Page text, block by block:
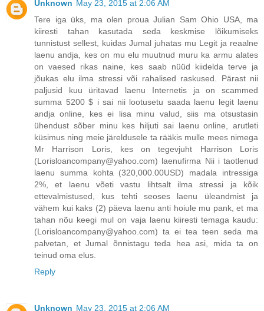
Unknown May 23, 2015 at 2:06 AM
Tere iga üks, ma olen proua Julian Sam Ohio USA, ma
kiiresti tahan kasutada seda keskmise lõikumiseks
tunnistust sellest, kuidas Jumal juhatas mu Legit ja reaalne
laenu andja, kes on mu elu muutnud muru ka armu alates
on vaesed rikas naine, kes saab nüüd kiidelda terve ja
jõukas elu ilma stressi või rahalised raskused. Pärast nii
paljusid kuu üritavad laenu Internetis ja on scammed
summa 5200 $ i sai nii lootusetu saada laenu legit laenu
andja online, kes ei lisa minu valud, siis ma otsustasin
ühendust sõber minu kes hiljuti sai laenu online, arutleti
küsimus ning meie järeldusele ta rääkis mulle mees nimega
Mr Harrison Loris, kes on tegevjuht Harrison Loris
(Lorisloancompany@yahoo.com) laenufirma Nii i taotlenud
laenu summa kohta (320,000.00USD) madala intressiga
2%, et laenu võeti vastu lihtsalt ilma stressi ja kõik
ettevalmistused, kus tehti seoses laenu üleandmist ja
vähem kui kaks (2) päeva laenu anti hoiule mu pank, et ma
tahan nõu keegi mul on vaja laenu kiiresti temaga kaudu:
(Lorisloancompany@yahoo.com) ta ei tea teen seda ma
palvetan, et Jumal õnnistagu teda hea asi, mida ta on
teinud oma elus.
Reply
Unknown May 23, 2015 at 2:06 AM